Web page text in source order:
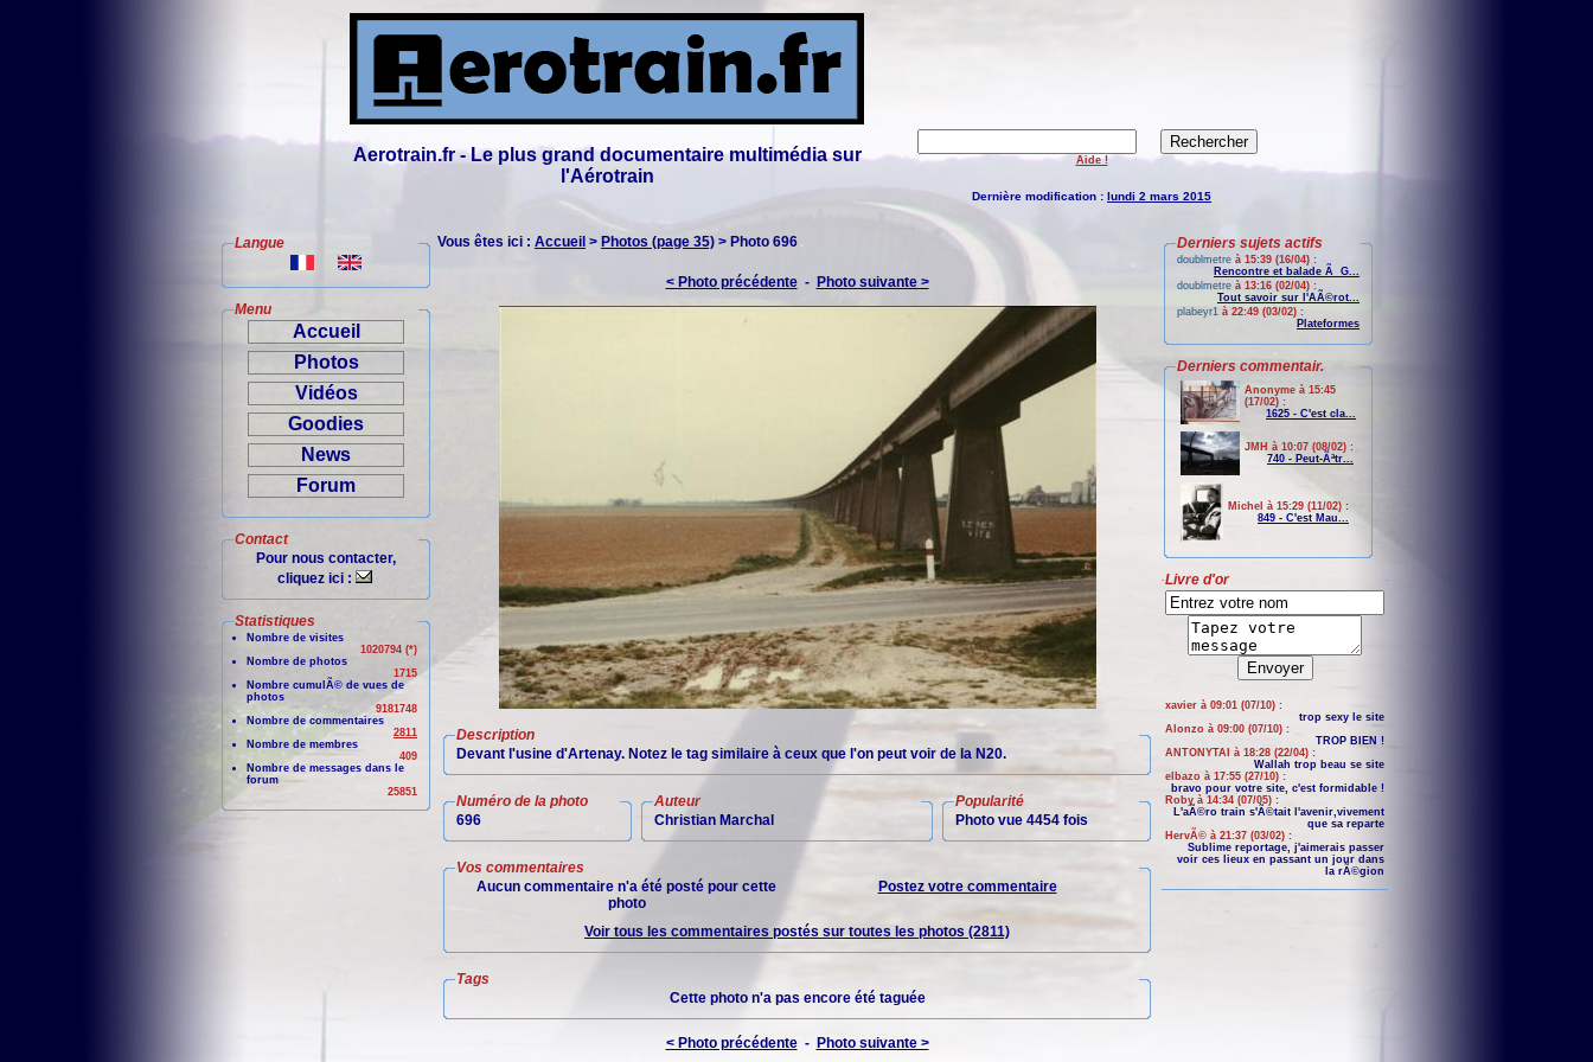
Aerotrain.fr - Le plus grand documentaire multimédia sur
l'Aérotrain
Aide !
Dernière modification : lundi 2 mars 2015
Langue
Menu
Accueil
Photos
Vidéos
Goodies
News
Forum
Contact
Pour nous contacter,
cliquez ici :
Statistiques
Nombre de visites
1020794 (*)
Nombre de photos
1715
Nombre cumulÃ© de vues de
photos
9181748
Nombre de commentaires
2811
Nombre de membres
409
Nombre de messages dans le
forum
25851
Vous êtes ici : Accueil > Photos (page 35) > Photo 696
< Photo précédente- Photo suivante >
Description
Devant l'usine d'Artenay. Notez le tag similaire à ceux que l'on peut voir de la N20.
Numéro de la photo
696
Auteur
Christian Marchal
Popularité
Photo vue 4454 fois
Vos commentaires
Aucun commentaire n'a été posté pour cette
photo
Postez votre commentaire
Voir tous les commentaires postés sur toutes les photos (2811)
Tags
Cette photo n'a pas encore été taguée
< Photo précédente- Photo suivante >
Derniers sujets actifs
doublmetre à 15:39 (16/04) :
Rencontre et balade Ã G...
doublmetre à 13:16 (02/04) :
Tout savoir sur l'AÃ©rot...
plabeyr1 à 22:49 (03/02) :
Plateformes
Derniers commentair.
Anonyme à 15:45
(17/02) :
1625 - C'est cla...
JMH à 10:07 (08/02) :
740 - Peut-Ãªtr...
Michel à 15:29 (11/02) :
849 - C'est Mau...
Livre d'or
xavier à 09:01 (07/10) :
trop sexy le site
Alonzo à 09:00 (07/10) :
TROP BIEN !
ANTONYTAI à 18:28 (22/04) :
Wallah trop beau se site
elbazo à 17:55 (27/10) :
bravo pour votre site, c'est formidable !
Roby à 14:34 (07/05) :
L'aÃ©ro train s'Ã©tait l'avenir,vivement
que sa reparte
HervÃ© à 21:37 (03/02) :
Sublime reportage, j'aimerais passer
voir ces lieux en passant un jour dans
la rÃ©gion